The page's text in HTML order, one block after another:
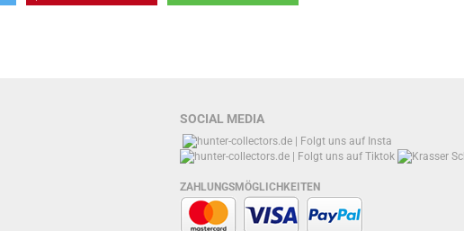
SOCIAL MEDIA
ZAHLUNGSMÖGLICHKEITEN